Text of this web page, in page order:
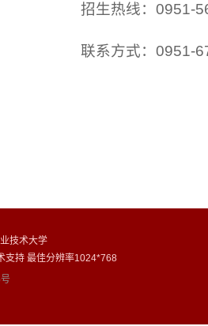
招生热线：0951-
联系方式：0951-
技术大学
支持 最佳分辨率1024*768